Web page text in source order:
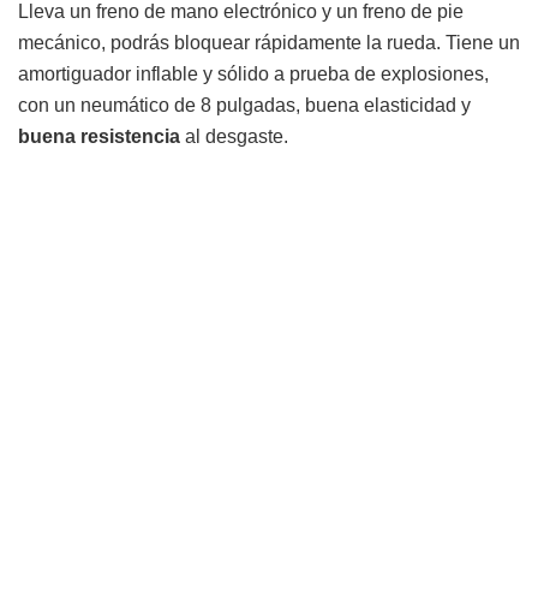
Lleva un freno de mano electrónico y un freno de pie
mecánico, podrás bloquear rápidamente la rueda. Tiene un
amortiguador inflable y sólido a prueba de explosiones,
con un neumático de 8 pulgadas, buena elasticidad y
buena resistencia al desgaste.